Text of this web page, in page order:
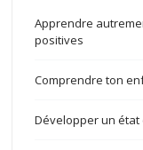
Apprendre
positives
Comprendre ton
Développer un